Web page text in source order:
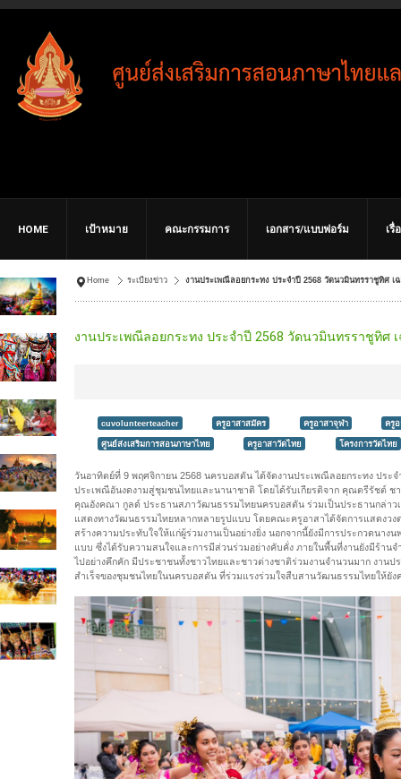
HOME เป้าหมาย คณะกรรมการ เอกสาร/แบบฟอร์ม เรื่
Home ระเบียงข่าว งานประเพณีลอยกระทง ประจำปี 2568 วัดนวมินทรราชูทิศ เ
งานประเพณีลอยกระทง ประจำปี 2568 วัดนวมินทรราชูทิศ
cuvolunteerteacher ครูอาสาสมัคร ครูอาสาจุฬา ครู
ศูนย์ส่งเสริมการสอนภาษาไทย ครูอาสาวัดไทย โครงการวัดไทย
วันอาทิตย์ที่ 9 พฤศจิกายน 2568 นครบอสตัน ได้จัดงานประเพณีลอยกระทง ปร
ประเพณีอันงดงามสู่ชุมชนไทยและนานาชาติ โดยได้รับเกียรติจาก คุณตรีรัชต์ ช
คุณอังคณา กูลด์ ประธานสภาวัฒนธรรมไทยนครบอสตัน ร่วมเป็นประธานกล่าวเ
แสดงทางวัฒนธรรมไทยหลากหลายรูปแบบ โดยคณะครูอาสาได้จัดการแสดงว
สร้างความประทับใจให้แก่ผู้ร่วมงานเป็นอย่างยิ่ง นอกจากนี้ยังมีการประกวดนา
แบบ ซึ่งได้รับความสนใจและการมีส่วนร่วมอย่างคับคั่ง ภายในพื้นที่งานยังมีร้าน
ไปอย่างคึกคัก มีประชาชนทั้งชาวไทยและชาวต่างชาติร่วมงานจำนวนมาก งาน
สำเร็จของชุมชนไทยในนครบอสตัน ที่ร่วมแรงร่วมใจสืบสานวัฒนธรรมไทยให้ยัง